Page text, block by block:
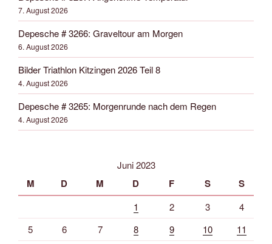
7. August 2026
Depesche # 3266: Graveltour am Morgen
6. August 2026
Bilder Triathlon Kitzingen 2026 Teil 8
4. August 2026
Depesche # 3265: Morgenrunde nach dem Regen
4. August 2026
Juni 2023
M D M D F S S
1 2 3
4
5
6 7 8 9 10
11